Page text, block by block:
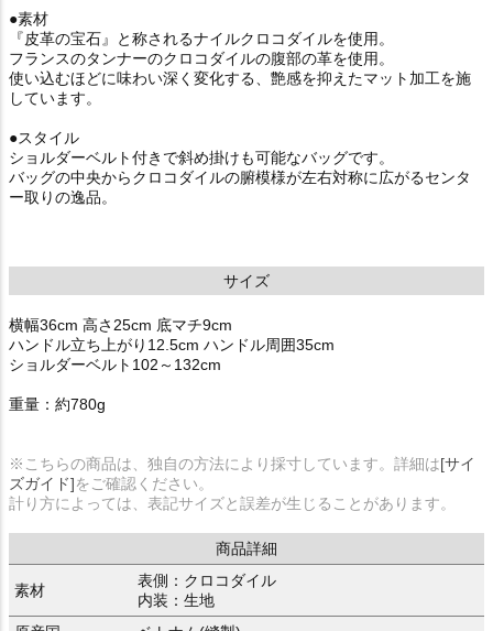
●素材
『皮革の宝石』と称されるナイルクロコダイルを使用。
フランスのタンナーのクロコダイルの腹部の革を使用。
使い込むほどに味わい深く変化する、艶感を抑えたマット加工を施
しています。
●スタイル
ショルダーベルト付きで斜め掛けも可能なバッグです。
バッグの中央からクロコダイルの腑模様が左右対称に広がるセンタ
ー取りの逸品。
サイズ
横幅36cm 高さ25cm 底マチ9cm
ハンドル立ち上がり12.5cm ハンドル周囲35cm
ショルダーベルト102～132cm
重量：約780g
※こちらの商品は、独自の方法により採寸しています。詳細は[サイ
ズガイド]をご確認ください。
計り方によっては、表記サイズと誤差が生じることがあります。
商品詳細
素材
表側：クロコダイル
内装：生地